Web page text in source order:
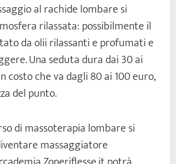
al rachide lombare si
rilassata: possibilmente il
da olii rilassanti e profumati e
Una seduta dura dai 30 ai
costo che va dagli 80 ai 100 euro,
del punto.
di massoterapia lombare si
massaggiatore